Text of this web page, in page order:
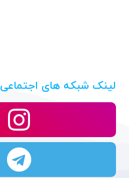
لینک شبکه های اجتماعی